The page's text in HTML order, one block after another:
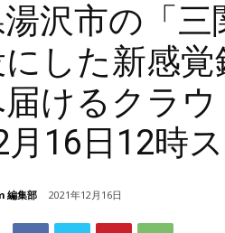
沢市の「三
した新感
けるクラ
16日12時ス
編集部 2021年12月16日